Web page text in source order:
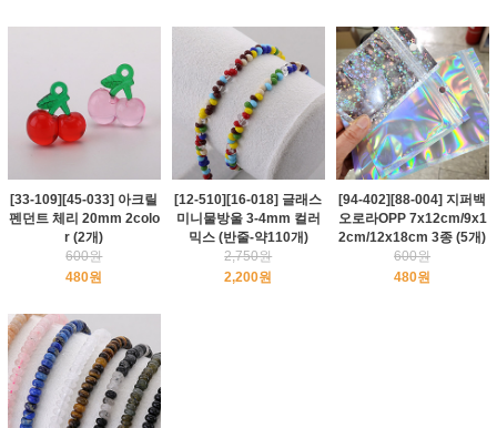
[33-109][45-033] 아크릴
펜던트 체리 20mm 2colo
r (2개)
600원
480원
[12-510][16-018] 글래스
미니물방울 3-4mm 컬러
믹스 (반줄-약110개)
2,750원
2,200원
[94-402][88-004] 지퍼백
오로라OPP 7x12cm/9x1
2cm/12x18cm 3종 (5개)
600원
480원